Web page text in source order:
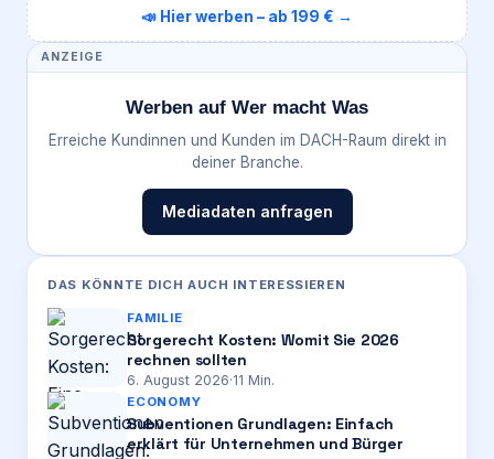
📣 Hier werben – ab 199 € →
ANZEIGE
Werben auf Wer macht Was
Erreiche Kundinnen und Kunden im DACH-Raum direkt in
deiner Branche.
Mediadaten anfragen
DAS KÖNNTE DICH AUCH INTERESSIEREN
FAMILIE
Sorgerecht Kosten: Womit Sie 2026
rechnen sollten
6. August 2026·11 Min.
ECONOMY
Subventionen Grundlagen: Einfach
erklärt für Unternehmen und Bürger